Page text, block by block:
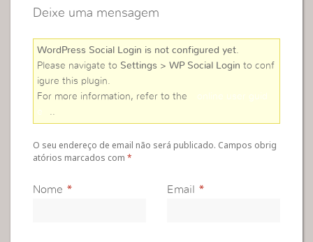
Deixe uma mensagem
WordPress Social Login is not configured yet
Please navigate to Settings > WP Social Login to conf
igure this plugin.
For more information, refer to the
online user guid
e
O seu endereço de email não será publicado. Campos obrig
atórios marcados com*
Nome * Email *